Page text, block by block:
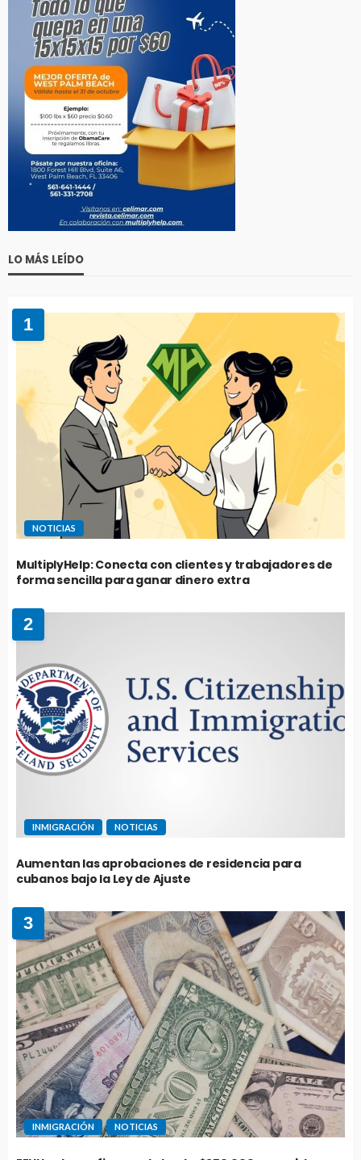
LO MÁS LEÍDO
1
NOTICIAS
MultiplyHelp: Conecta con clientes y trabajadores de
forma sencilla para ganar dinero extra
2
INMIGRACIÓN NOTICIAS
Aumentan las aprobaciones de residencia para
cubanos bajo la Ley de Ajuste
3
INMIGRACIÓN NOTICIAS